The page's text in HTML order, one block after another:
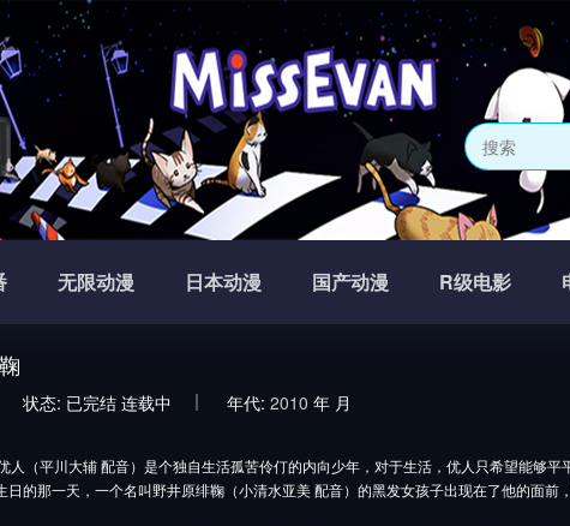
无限动漫 日本动漫 国产动漫 R级电影
状态: 已完结 连载中 年代: 2010 年 月
平川大辅 配音）是个独自生活孤苦伶仃的内向少年，对于生活，优人只希望能够平
日的那一天，一个名叫野井原绯鞠（小清水亚美 配音）的黑发女孩子出现在了他的面前